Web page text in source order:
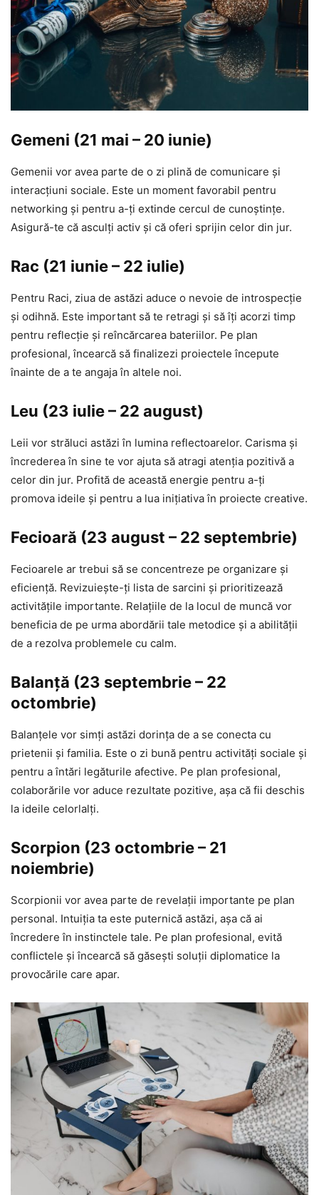
Gemeni (21 mai – 20 iunie)
Gemenii vor avea parte de o zi plină de comunicare și
interacțiuni sociale. Este un moment favorabil pentru
networking și pentru a-ți extinde cercul de cunoștințe.
Asigură-te că asculți activ și că oferi sprijin celor din jur.
Rac (21 iunie – 22 iulie)
Pentru Raci, ziua de astăzi aduce o nevoie de introspecție
și odihnă. Este important să te retragi și să îți acorzi timp
pentru reflecție și reîncărcarea bateriilor. Pe plan
profesional, încearcă să finalizezi proiectele începute
înainte de a te angaja în altele noi.
Leu (23 iulie – 22 august)
Leii vor străluci astăzi în lumina reflectoarelor. Carisma și
încrederea în sine te vor ajuta să atragi atenția pozitivă a
celor din jur. Profită de această energie pentru a-ți
promova ideile și pentru a lua inițiativa în proiecte creative.
Fecioară (23 august – 22 septembrie)
Fecioarele ar trebui să se concentreze pe organizare și
eficiență. Revizuiește-ți lista de sarcini și prioritizează
activitățile importante. Relațiile de la locul de muncă vor
beneficia de pe urma abordării tale metodice și a abilității
de a rezolva problemele cu calm.
Balanță (23 septembrie – 22
octombrie)
Balanțele vor simți astăzi dorința de a se conecta cu
prietenii și familia. Este o zi bună pentru activități sociale și
pentru a întări legăturile afective. Pe plan profesional,
colaborările vor aduce rezultate pozitive, așa că fii deschis
la ideile celorlalți.
Scorpion (23 octombrie – 21
noiembrie)
Scorpionii vor avea parte de revelații importante pe plan
personal. Intuiția ta este puternică astăzi, așa că ai
încredere în instinctele tale. Pe plan profesional, evită
conflictele și încearcă să găsești soluții diplomatice la
provocările care apar.